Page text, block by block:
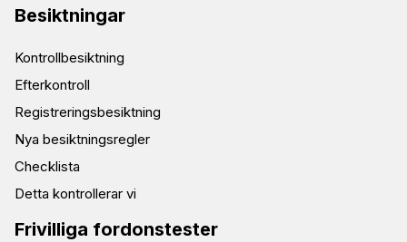
Besiktningar
Kontrollbesiktning
Efterkontroll
Registreringsbesiktning
Nya besiktningsregler
Checklista
Detta kontrollerar vi
Frivilliga fordonstester